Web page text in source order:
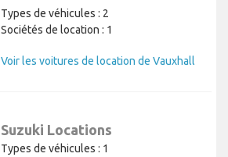
Types de véhicules : 2
Sociétés de location : 1
Voir les voitures de location de Vauxhall
Suzuki Locations
Types de véhicules : 1